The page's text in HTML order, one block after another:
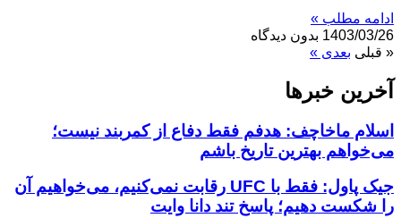
ادامه مطلب »
1403/03/26 بدون دیدگاه
« قبلی بعدی »
آخرین خبر‌‌ها
اسلام ماخاچف: هدفم فقط دفاع از کمربند نیست؛
می‌خواهم بهترین تاریخ باشم
جیک پاول: فقط با UFC رقابت نمی‌کنیم، می‌خواهیم آن
را شکست دهیم؛ پاسخ تند دانا وایت